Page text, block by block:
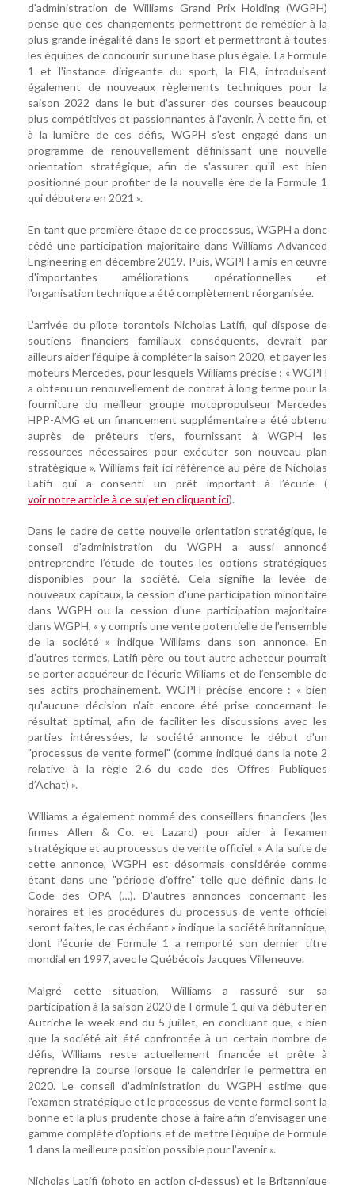
d'administration de Williams Grand Prix Holding (WGPH)
pense que ces changements permettront de remédier à la
plus grande inégalité dans le sport et permettront à toutes
les équipes de concourir sur une base plus égale. La Formule
1 et l'instance dirigeante du sport, la FIA, introduisent
également de nouveaux règlements techniques pour la
saison 2022 dans le but d'assurer des courses beaucoup
plus compétitives et passionnantes à l'avenir. À cette fin, et
à la lumière de ces défis, WGPH s'est engagé dans un
programme de renouvellement définissant une nouvelle
orientation stratégique, afin de s'assurer qu'il est bien
positionné pour profiter de la nouvelle ère de la Formule 1
qui débutera en 2021 ».
En tant que première étape de ce processus, WGPH a donc
cédé une participation majoritaire dans Williams Advanced
Engineering en décembre 2019. Puis, WGPH a mis en œuvre
d'importantes améliorations opérationnelles et
l'organisation technique a été complètement réorganisée.
L’arrivée du pilote torontois Nicholas Latifi, qui dispose de
soutiens financiers familiaux conséquents, devrait par
ailleurs aider l’équipe à compléter la saison 2020, et payer les
moteurs Mercedes, pour lesquels Williams précise : « WGPH
a obtenu un renouvellement de contrat à long terme pour la
fourniture du meilleur groupe motopropulseur Mercedes
HPP-AMG et un financement supplémentaire a été obtenu
auprès de prêteurs tiers, fournissant à WGPH les
ressources nécessaires pour exécuter son nouveau plan
stratégique ». Williams fait ici référence au père de Nicholas
Latifi qui a consenti un prêt important à l’écurie (
voir notre article à ce sujet en cliquant ici).
Dans le cadre de cette nouvelle orientation stratégique, le
conseil d'administration du WGPH a aussi annoncé
entreprendre l’étude de toutes les options stratégiques
disponibles pour la société. Cela signifie la levée de
nouveaux capitaux, la cession d'une participation minoritaire
dans WGPH ou la cession d'une participation majoritaire
dans WGPH, « y compris une vente potentielle de l'ensemble
de la société » indique Williams dans son annonce. En
d’autres termes, Latifi père ou tout autre acheteur pourrait
se porter acquéreur de l’écurie Williams et de l’ensemble de
ses actifs prochainement. WGPH précise encore : « bien
qu'aucune décision n'ait encore été prise concernant le
résultat optimal, afin de faciliter les discussions avec les
parties intéressées, la société annonce le début d'un
"processus de vente formel" (comme indiqué dans la note 2
relative à la règle 2.6 du code des Offres Publiques
d’Achat) ».
Williams a également nommé des conseillers financiers (les
firmes Allen & Co. et Lazard) pour aider à l'examen
stratégique et au processus de vente officiel. « À la suite de
cette annonce, WGPH est désormais considérée comme
étant dans une "période d'offre" telle que définie dans le
Code des OPA (…). D'autres annonces concernant les
horaires et les procédures du processus de vente officiel
seront faites, le cas échéant » indique la société britannique,
dont l’écurie de Formule 1 a remporté son dernier titre
mondial en 1997, avec le Québécois Jacques Villeneuve.
Malgré cette situation, Williams a rassuré sur sa
participation à la saison 2020 de Formule 1 qui va débuter en
Autriche le week-end du 5 juillet, en concluant que, « bien
que la société ait été confrontée à un certain nombre de
défis, Williams reste actuellement financée et prête à
reprendre la course lorsque le calendrier le permettra en
2020. Le conseil d'administration du WGPH estime que
l'examen stratégique et le processus de vente formel sont la
bonne et la plus prudente chose à faire afin d’envisager une
gamme complète d'options et de mettre l'équipe de Formule
1 dans la meilleure position possible pour l'avenir ».
Nicholas Latifi (photo en action ci-dessus) et le Britannique